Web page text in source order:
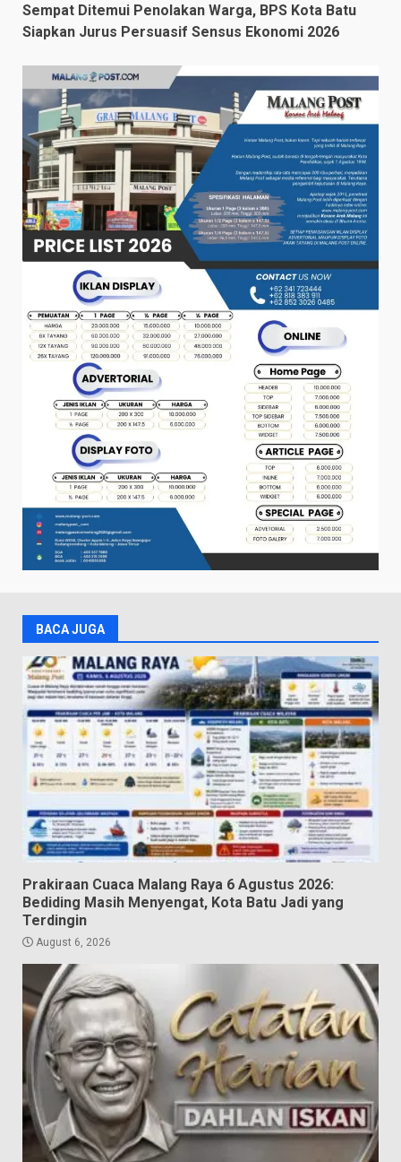
Sempat Ditemui Penolakan Warga, BPS Kota Batu
Siapkan Jurus Persuasif Sensus Ekonomi 2026
BACA JUGA
Prakiraan Cuaca Malang Raya 6 Agustus 2026:
Bediding Masih Menyengat, Kota Batu Jadi yang
Terdingin
August 6, 2026